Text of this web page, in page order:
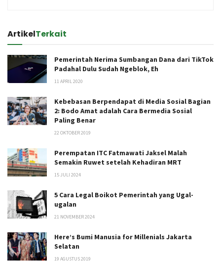
ArtikelTerkait
Pemerintah Nerima Sumbangan Dana dari TikTok
Padahal Dulu Sudah Ngeblok, Eh
11 APRIL 2020
Kebebasan Berpendapat di Media Sosial Bagian
2: Bodo Amat adalah Cara Bermedia Sosial
Paling Benar
22 OKTOBER 2019
Perempatan ITC Fatmawati Jaksel Malah
Semakin Ruwet setelah Kehadiran MRT
15 JULI 2024
5 Cara Legal Boikot Pemerintah yang Ugal-
ugalan
21 NOVEMBER 2024
Here’s Bumi Manusia for Millenials Jakarta
Selatan
19 AGUSTUS 2019